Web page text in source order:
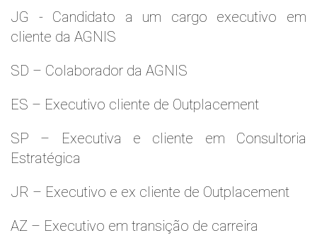
JG - Candidato a um cargo executivo em
cliente da AGNIS
SD – Colaborador da AGNIS
ES – Executivo cliente de Outplacement
SP – Executiva e cliente em Consultoria
Estratégica
JR – Executivo e ex cliente de Outplacement
AZ – Executivo em transição de carreira